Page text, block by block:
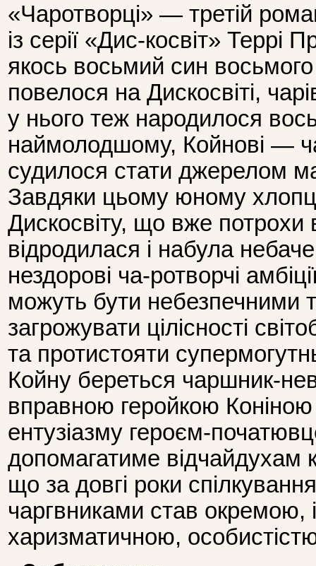
«Чаротворці» — третій
із серії «Дис-косвіт» Террі
якось восьмий син восьмого
повелося на Дискосвіті,
у нього теж народилося
наймолодшому, Койнові —
судилося стати джерелом
Завдяки цьому юному
Дискосвіту, що вже потрохи
відродилася і набула
нездорові ча-ротворчі
можуть бути небезпечними
загрожувати цілісності
та протистояти
Койну береться чаршник-
вправною геройкою
ентузіазму героєм-
допомагатиме відчайдухам
що за довгі роки
чаргвниками став окремою,
харизматичною,